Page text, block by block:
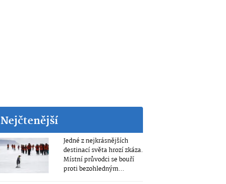
Nejčtenější
Jedné z nejkrásnějších
destinací světa hrozí zkáza.
Místní průvodci se bouří
proti bezohledným...